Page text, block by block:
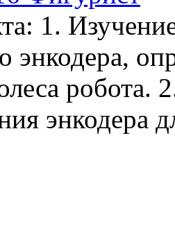
1.
энкодера,
робота.